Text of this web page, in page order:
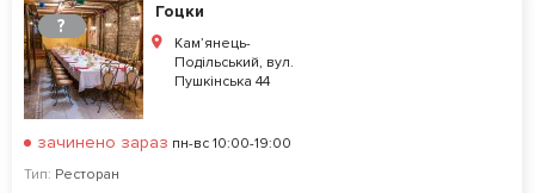
?
Гоцки
Кам’янець-
Подільський, вул.
Пушкінська 44
зачинено зараз пн-вс 10:00-19:00
Тип: Ресторан